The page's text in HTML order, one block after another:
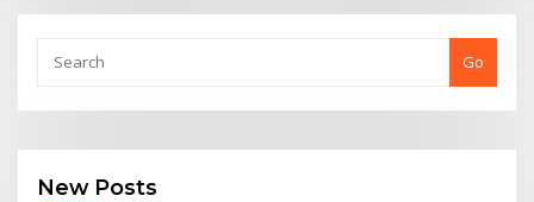
Go
New Posts